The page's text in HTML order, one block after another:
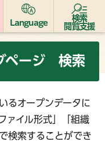
Language
検索
閲覧支援
ページ 検索
るオープンデータに
ァイル形式」「組織
検索することができ